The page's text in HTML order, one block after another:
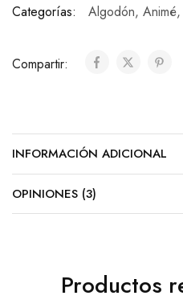
Categorías:
Algodón, Animé,
Compartir:
INFORMACIÓN ADICIONAL
OPINIONES (3)
Productos